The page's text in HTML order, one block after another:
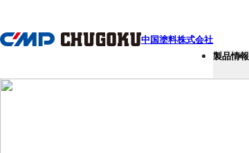
中国塗料株式会社
製品情報